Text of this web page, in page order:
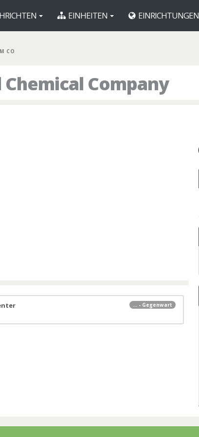
EINHEITEN EINRICHTUNGEN
CO
Company
... - Gegenwart